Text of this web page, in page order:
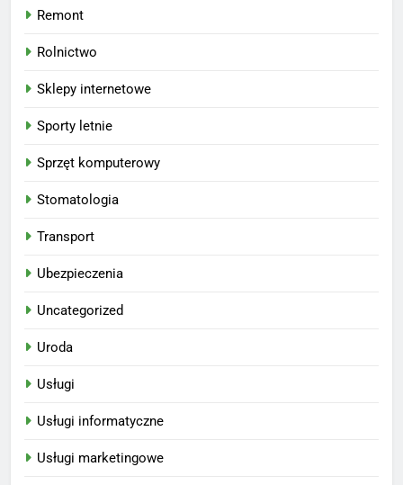
Remont
Rolnictwo
Sklepy internetowe
Sporty letnie
Sprzęt komputerowy
Stomatologia
Transport
Ubezpieczenia
Uncategorized
Uroda
Usługi
Usługi informatyczne
Usługi marketingowe